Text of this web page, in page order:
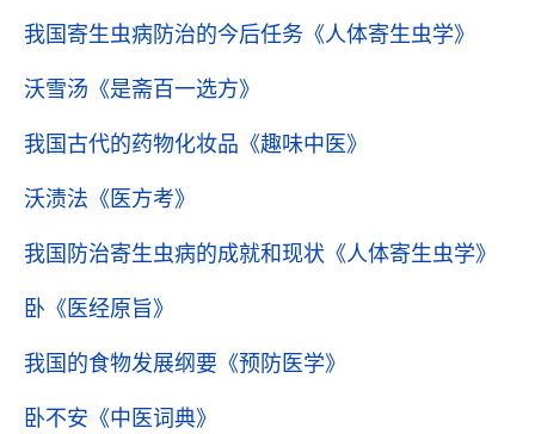
我国寄生虫病防治的今后任务 《人体寄生虫学》
沃雪汤 《是斋百一选方》
我国古代的药物化妆品 《趣味中医》
沃渍法 《医方考》
我国防治寄生虫病的成就和现状 《人体寄生虫学》
卧 《医经原旨》
我国的食物发展纲要 《预防医学》
卧不安 《中医词典》